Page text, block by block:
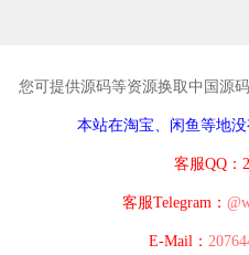
您可提供源码等资源换取中国源
本站在淘宝、闲鱼等地
客服QQ：
客服Telegram：
E-Mail：